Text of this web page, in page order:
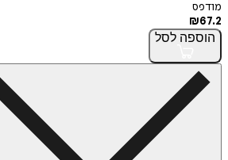
מודפס
₪67.2
הוספה לסל